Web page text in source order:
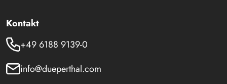
Kontakt
+49 6188 9139-0
info@dueperthal.com